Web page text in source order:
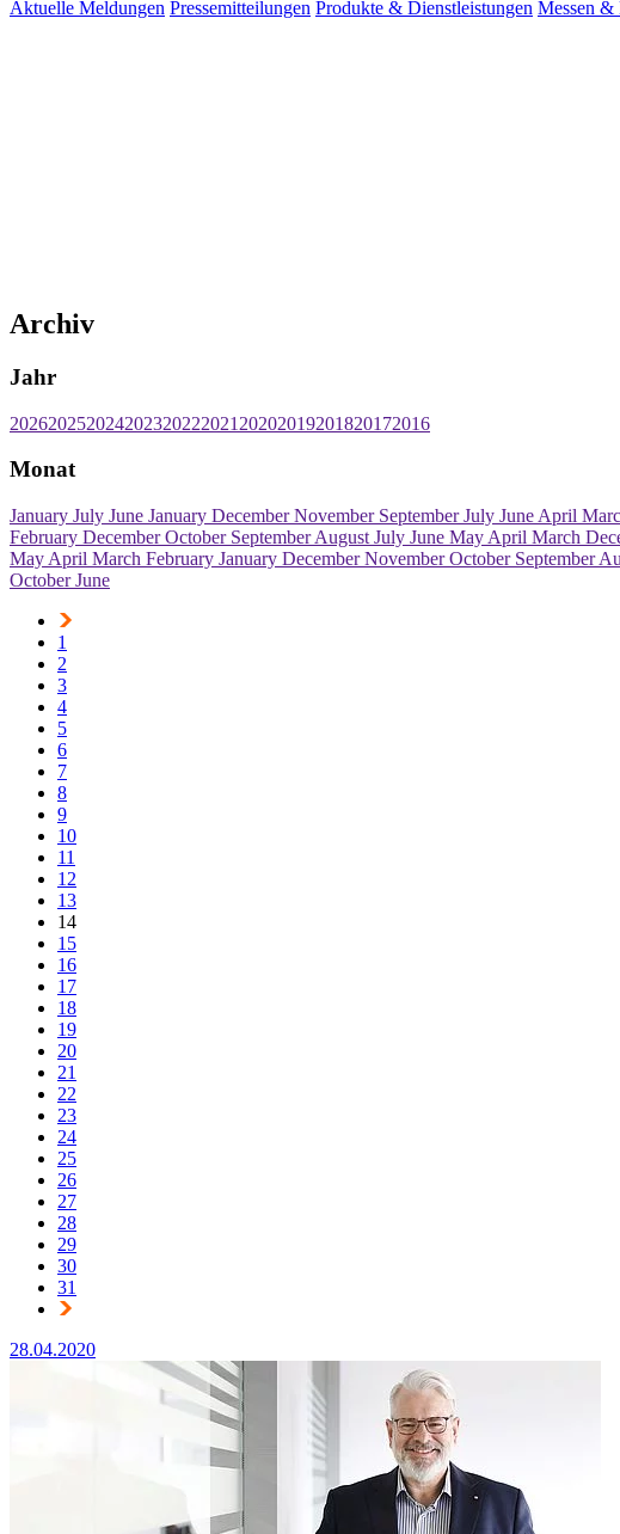
Aktuelle Meldungen Pressemitteilungen Produkte & Dienstleistungen Messen &
Archiv
Jahr
202620252024202320222021 20202019201820172016
Monat
January July June January DecemberNovember SeptemberJuly June April
February DecemberOctober SeptemberAugust July June May April March
May April March February January DecemberNovemberOctober September
OctoberJune
1
2
3
4
5
6
7
8
9
10
11
12
13
14
15
16
17
18
19
20
21
22
23
24
25
26
27
28
29
30
31
28.04.2020